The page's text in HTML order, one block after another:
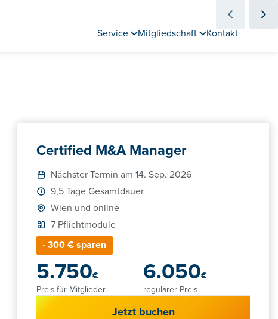
Service Mitgliedschaft Kontakt
Certified M&A Manager
Nächster Termin am 14. Sep. 2026
9,5 Tage Gesamtdauer
Wien und online
7 Pflichtmodule
- 300 € sparen
5.750€
Preis für Mitglieder.
6.050€
regulärer Preis
Jetzt buchen